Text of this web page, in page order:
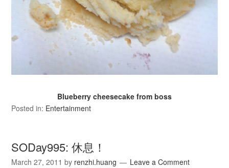
Blueberry cheesecake from boss
Posted in: Entertainment
SODay995: 休息！
March 27, 2011 by renzhi.huang Leave a Comment